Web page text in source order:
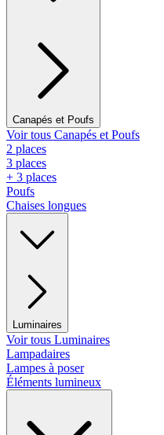
Canapés et Poufs
Voir tous Canapés et Poufs
2 places
3 places
+ 3 places
Poufs
Chaises longues
Luminaires
Voir tous Luminaires
Lampadaires
Lampes à poser
Éléments lumineux